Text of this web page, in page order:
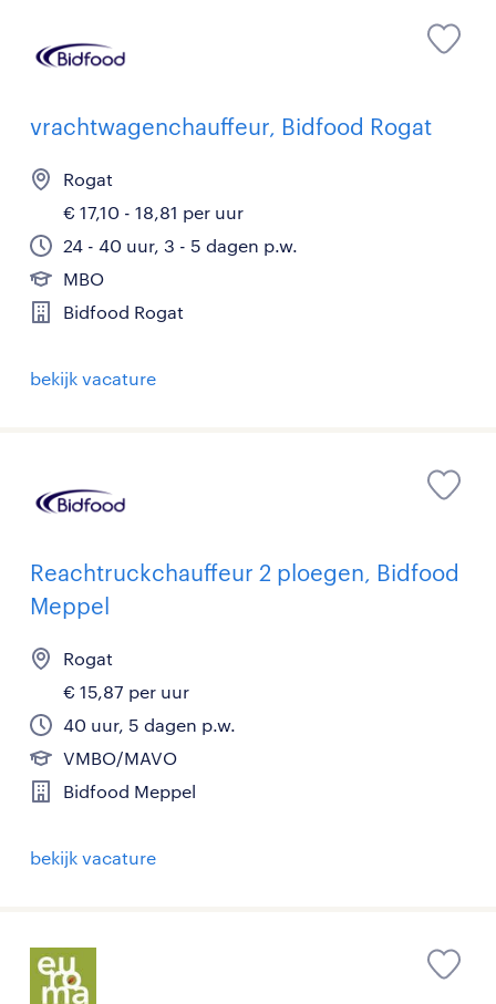
vrachtwagenchauffeur, Bidfood Rogat
Rogat
€ 17,10 - 18,81 per uur
24 - 40 uur, 3 - 5 dagen p.w.
MBO
Bidfood Rogat
bekijk vacature
Reachtruckchauffeur 2 ploegen, Bidfood
Meppel
Rogat
€ 15,87 per uur
40 uur, 5 dagen p.w.
VMBO/MAVO
Bidfood Meppel
bekijk vacature